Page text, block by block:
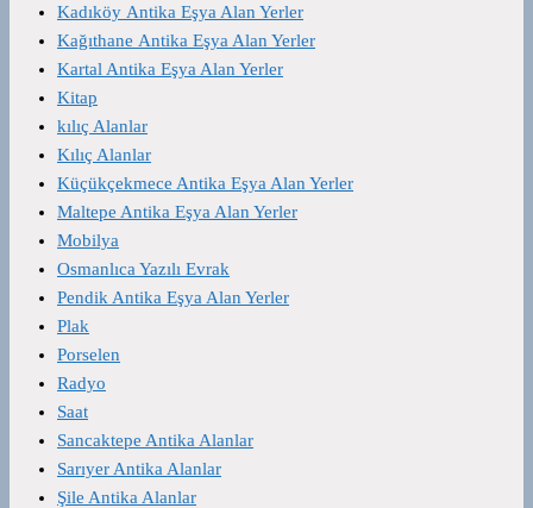
Kadıköy Antika Eşya Alan Yerler
Kağıthane Antika Eşya Alan Yerler
Kartal Antika Eşya Alan Yerler
Kitap
kılıç Alanlar
Kılıç Alanlar
Küçükçekmece Antika Eşya Alan Yerler
Maltepe Antika Eşya Alan Yerler
Mobilya
Osmanlıca Yazılı Evrak
Pendik Antika Eşya Alan Yerler
Plak
Porselen
Radyo
Saat
Sancaktepe Antika Alanlar
Sarıyer Antika Alanlar
Şile Antika Alanlar